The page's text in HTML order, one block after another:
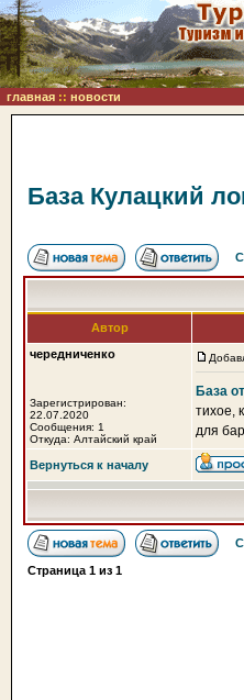
главная :: новости
База Кулацкий
Автор
чередниченко
Зарегистрирован:
22.07.2020
Сообщения: 1
Откуда: Алтайский край
База
тихое,
для
Вернуться к началу
Страница 1 из 1